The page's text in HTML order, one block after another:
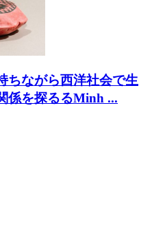
ちながら西洋社会で生
係を探るるMinh ...